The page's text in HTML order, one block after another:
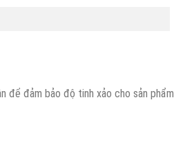
đảm bảo độ tinh xảo cho sản phẩm.